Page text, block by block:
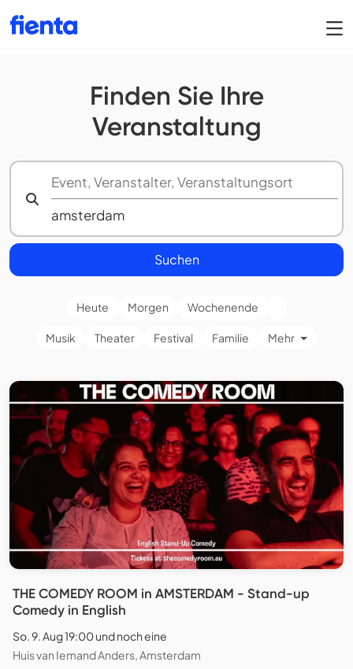
Finden Sie Ihre
Veranstaltung
Suchen
Heute Morgen Wochenende
Musik Theater Festival Familie Mehr
THE COMEDY ROOM in AMSTERDAM - Stand-up
Comedy in English
So. 9. Aug 19:00 und noch eine
Huis van Iemand Anders, Amsterdam